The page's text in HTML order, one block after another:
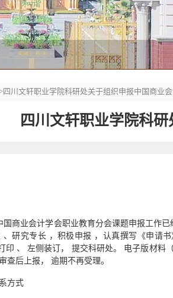
四川文轩职业学院科研处关于组织申报中国商业
四川文轩职业学院科
国商业会计学会职业教育分会课题申报工作
、研究专长 ，积极申报 ，认真撰写《申请
印 、 左侧装订， 提交科研处。 电子版材料
查后上报， 逾期不再受理。
方式